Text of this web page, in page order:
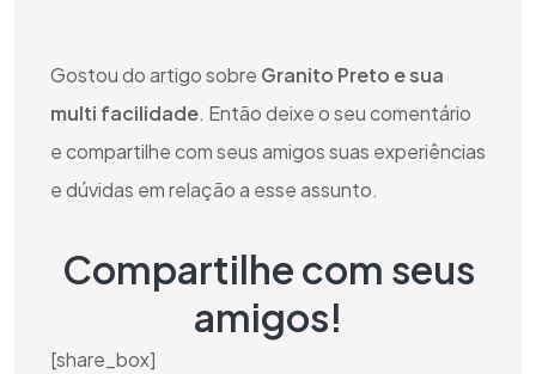
Gostou do artigo sobre Granito Preto e sua
multi facilidade. Então deixe o seu comentário
e compartilhe com seus amigos suas experiências
e dúvidas em relação a esse assunto.
Compartilhe com seus
amigos!
[share_box]